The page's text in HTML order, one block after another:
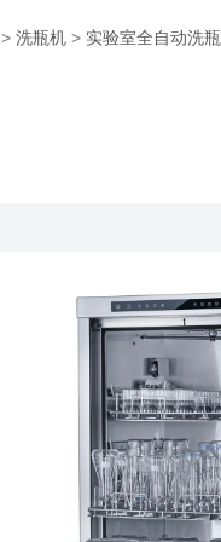
>洗瓶机 > 实验室全自动洗